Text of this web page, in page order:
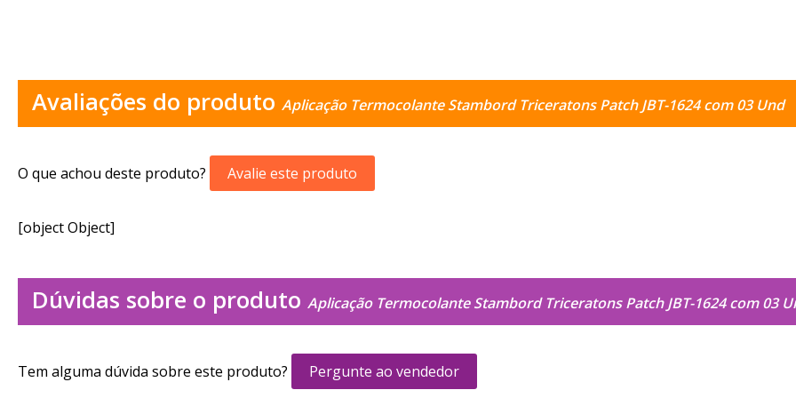
Avaliações do produto Aplicação Termocolante Stambord Triceratons Patch JBT-1624 com 03 Und
O que achou deste produto? Avalie este produto
[object Object]
Dúvidas sobre o produto Aplicação Termocolante Stambord Triceratons Patch JBT-1624 com 03
Tem alguma dúvida sobre este produto? Pergunte ao vendedor